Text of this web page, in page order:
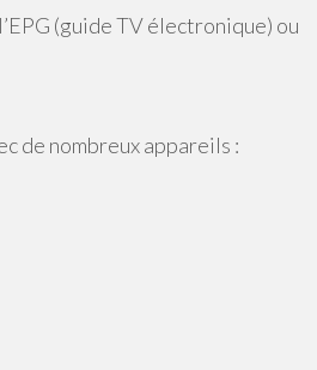
(guide TV électronique) ou
de nombreux appareils :